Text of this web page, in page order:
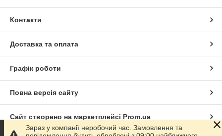
Контакти
Доставка та оплата
Графік роботи
Повна версія сайту
Сайт створено на маркетплейсі Prom.ua
Зараз у компанії неробочий час. Замовлення та